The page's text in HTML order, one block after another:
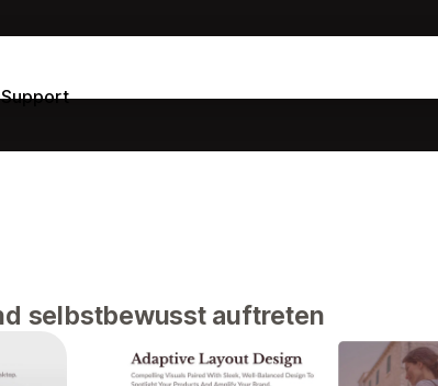
Support
selbstbewusst auftreten